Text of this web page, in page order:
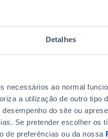
Detalhes
necessários ao normal
a utilização de outro tipo
do site ou
Se pretender escolher os
de preferências ou da nossa
DE FIM